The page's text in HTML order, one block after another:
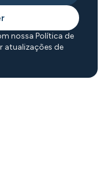
nossa Política de
atualizações de